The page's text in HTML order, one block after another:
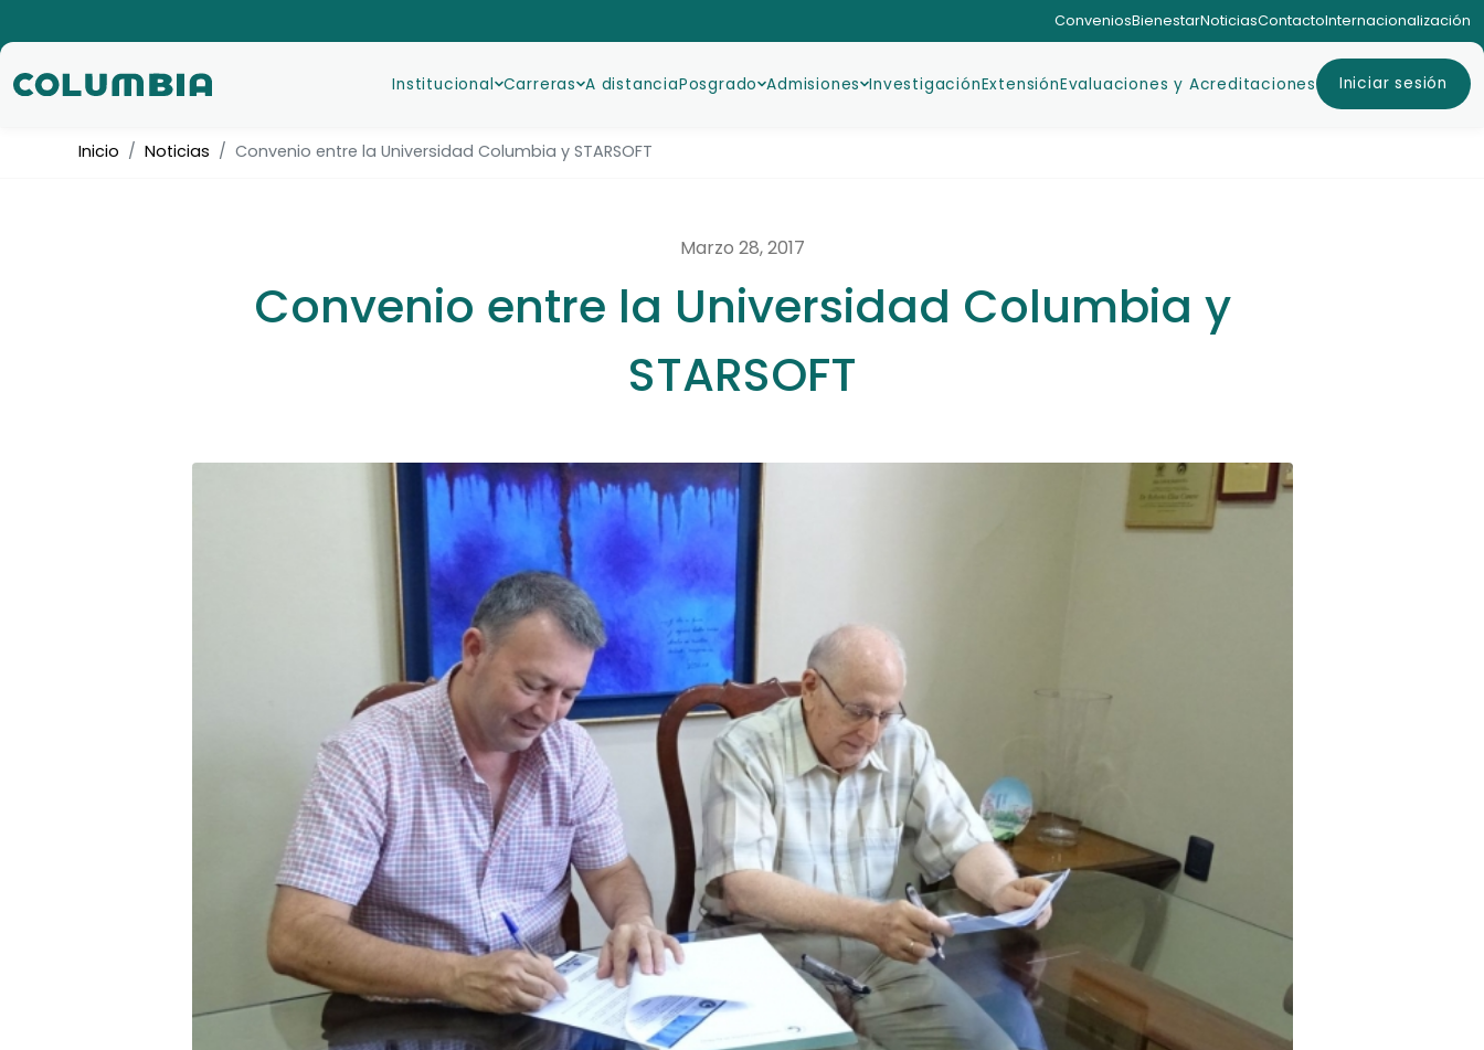
ConveniosBienestarNoticiasContactoInternacionalización
Institucional Carreras A distanciaPosgrado Admisiones InvestigaciónExtensiónEvaluaciones y Acreditaciones Iniciar sesión
Inicio Noticias Convenio entre la Universidad Columbia y STARSOFT
Marzo 28, 2017
Convenio entre la Universidad Columbia y
STARSOFT